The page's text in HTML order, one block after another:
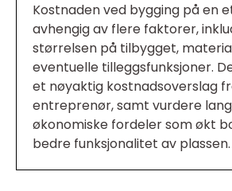
Kostnaden ved bygging på en
avhengig av flere faktorer,
størrelsen på tilbygget,
eventuelle tilleggsfunksjoner.
et nøyaktig kostnadsoverslag
entreprenør, samt vurdere
økonomiske fordeler som økt
bedre funksjonalitet av plassen.